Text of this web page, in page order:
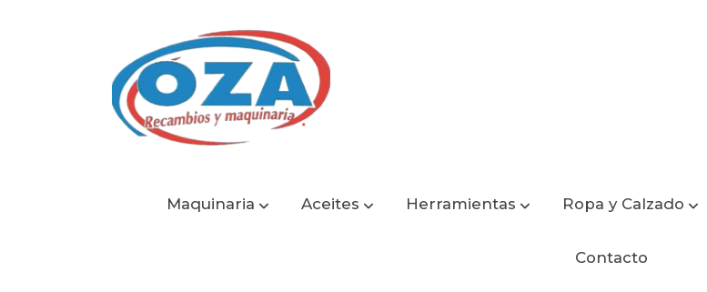
Maquinaria Aceites Herramientas Ropa y Calzado
Contacto